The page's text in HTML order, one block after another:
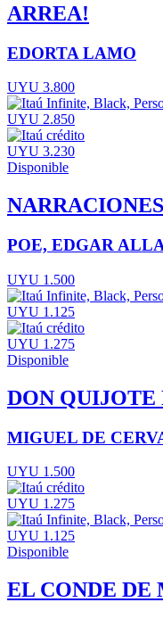
ARREA!
EDORTA LAMO
UYU 3.800
UYU 2.850
UYU 3.230
Disponible
POE, EDGAR
UYU 1.500
UYU 1.125
UYU 1.275
Disponible
DON
MIGUEL DE
UYU 1.500
UYU 1.275
UYU 1.125
Disponible
EL CONDE DE